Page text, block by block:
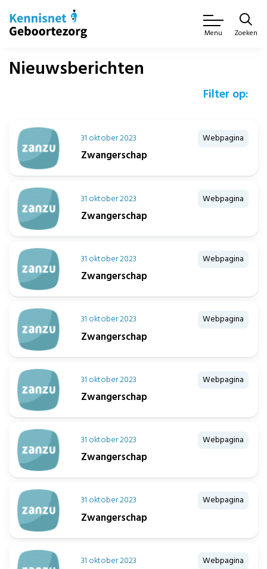
Menu Zoeken
Nieuwsberichten
Filter op:
31 oktober 2023 Webpagina
Zwangerschap
31 oktober 2023 Webpagina
Zwangerschap
31 oktober 2023 Webpagina
Zwangerschap
31 oktober 2023 Webpagina
Zwangerschap
31 oktober 2023 Webpagina
Zwangerschap
31 oktober 2023 Webpagina
Zwangerschap
31 oktober 2023 Webpagina
Zwangerschap
31 oktober 2023 Webpagina